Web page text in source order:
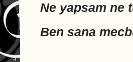
Ne yapsam ne
Ben sana